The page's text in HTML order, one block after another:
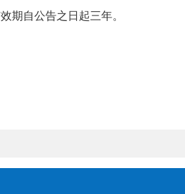
期自公告之日起三年。